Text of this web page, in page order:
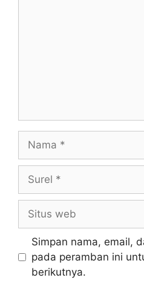
Simpan nama, email,
pada peramban ini
berikutnya.